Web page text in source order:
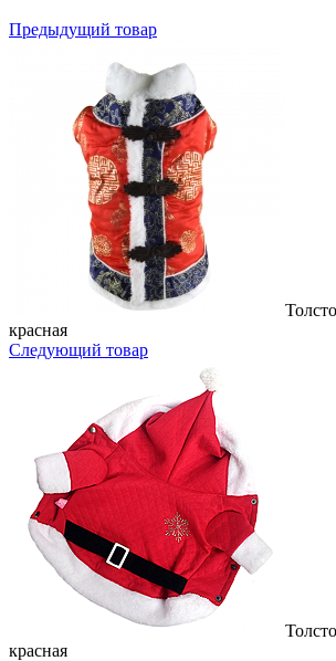
Предыдущий товар
красная
Следующий товар
красная